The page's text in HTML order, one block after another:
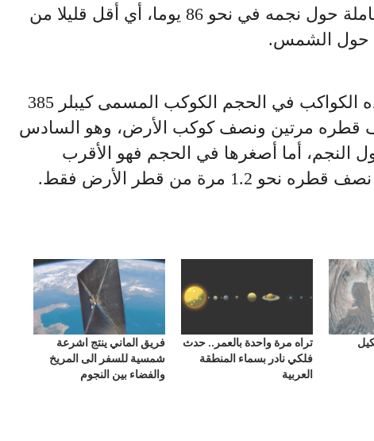
يصنع دورة كاملة حول نجمه في نحو 86 يوما، أي أقل قليلا من
حول الشمس.
ويعد أكبر هذه الكواكب في الحجم الكوكب المسمى كيبلر 385
قطره مرتين ونصف كوكب الأرض، وهو السادس
النجم، أما أصغرها في الحجم فهو الأقرب
1.2 مرة من قطر الأرض فقط.
تراه مرة واحدة بالعمر.. حدث
فلكي نادر بسماء المنطقة
العربية
فريق الماني ينتج اشرعة
شمسية للسفر الى المريخ
والفضاء بين النجوم